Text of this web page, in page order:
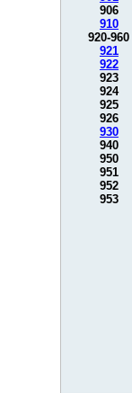
906
910
920-960
921
922
923
924
925
926
930
940
950
951
952
953